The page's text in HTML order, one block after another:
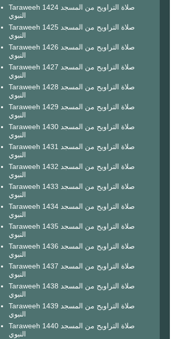
Taraweeh 1424 صلاة التراويح من المسجد
النبوي
Taraweeh 1425 صلاة التراويح من المسجد
النبوي
Taraweeh 1426 صلاة التراويح من المسجد
النبوي
Taraweeh 1427 صلاة التراويح من المسجد
النبوي
Taraweeh 1428 صلاة التراويح من المسجد
النبوي
Taraweeh 1429 صلاة التراويح من المسجد
النبوي
Taraweeh 1430 صلاة التراويح من المسجد
النبوي
Taraweeh 1431 صلاة التراويح من المسجد
النبوي
Taraweeh 1432 صلاة التراويح من المسجد
النبوي
Taraweeh 1433 صلاة التراويح من المسجد
النبوي
Taraweeh 1434 صلاة التراويح من المسجد
النبوي
Taraweeh 1435 صلاة التراويح من المسجد
النبوي
Taraweeh 1436 صلاة التراويح من المسجد
النبوي
Taraweeh 1437 صلاة التراويح من المسجد
النبوي
Taraweeh 1438 صلاة التراويح من المسجد
النبوي
Taraweeh 1439 صلاة التراويح من المسجد
النبوي
Taraweeh 1440 صلاة التراويح من المسجد
النبوي